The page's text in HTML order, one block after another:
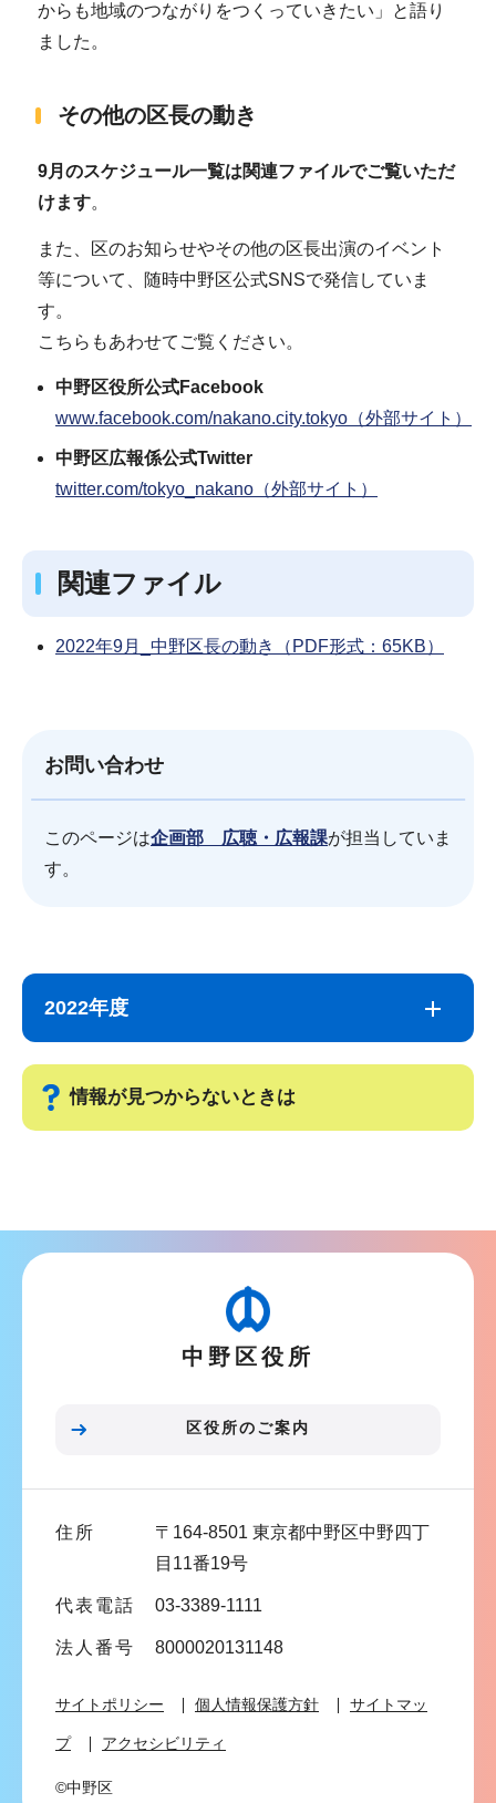
からも地域のつながりをつくっていきたい」と語り
ました。
その他の区長の動き
9月のスケジュール一覧は関連ファイルでご覧いただ
けます。
また、区のお知らせやその他の区長出演のイベント
等について、随時中野区公式SNSで発信していま
す。
こちらもあわせてご覧ください。
中野区役所公式Facebook
www.facebook.com/nakano.city.tokyo（外部サイト）
中野区広報係公式Twitter
twitter.com/tokyo_nakano（外部サイト）
関連ファイル
2022年9月_中野区長の動き（PDF形式：65KB）
お問い合わせ
このページは企画部 広聴・広報課が担当していま
す。
こ
で
2022年度
情報が見つからないときは
ナ
ビ
中野区役所
区役所のご案内
住所
〒164-8501 東京都中野区中野四丁
目11番19号
代表電話 03-3389-1111
法人番号 8000020131148
サイトポリシー 個人情報保護方針 サイトマッ
プ アクセシビリティ
©中野区